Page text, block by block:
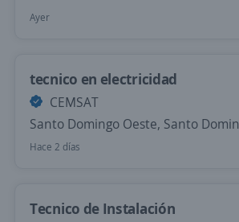
Ayer
tecnico en electricidad
CEMSAT
Santo Domingo Oeste, Santo
Hace 2 días
Tecnico de Instalación